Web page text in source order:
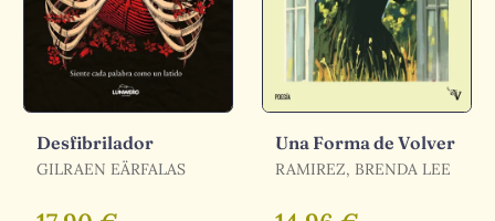
Desfibrilador
GILRAEN EÄRFALAS
Una Forma de Volver
RAMIREZ, BRENDA LEE